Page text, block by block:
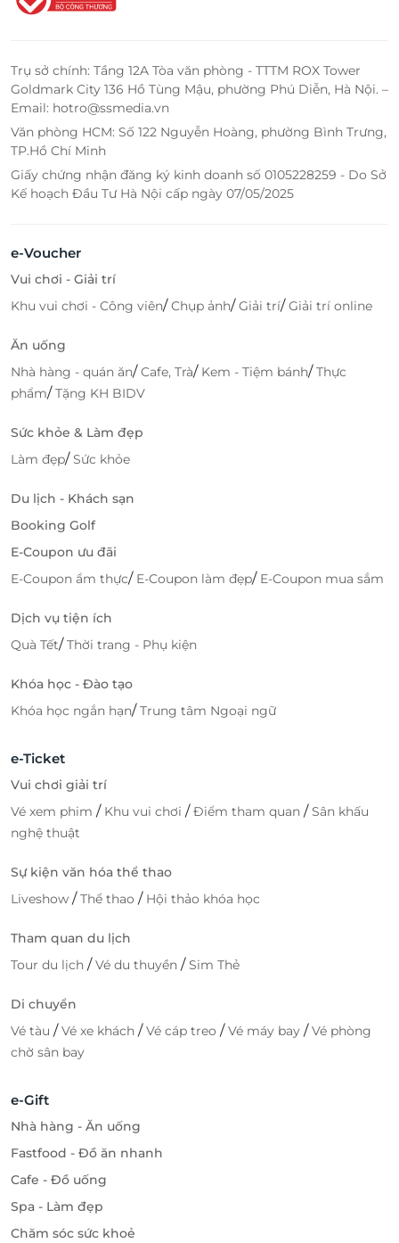
Trụ sở chính: Tầng 12A Tòa văn phòng - TTTM ROX Tower
Goldmark City 136 Hồ Tùng Mậu, phường Phú Diễn, Hà Nội. –
Email: hotro@ssmedia.vn
Văn phòng HCM: Số 122 Nguyễn Hoàng, phường Bình Trưng,
TP.Hồ Chí Minh
Giấy chứng nhận đăng ký kinh doanh số 0105228259 - Do Sở
Kế hoạch Đầu Tư Hà Nội cấp ngày 07/05/2025
e-Voucher
Vui chơi - Giải trí
Khu vui chơi - Công viên/Chụp ảnh/Giải trí/Giải trí online
Ăn uống
Nhà hàng - quán ăn/Cafe, Trà/ Kem - Tiệm bánh/Thực
phẩm/Tặng KH BIDV
Sức khỏe & Làm đẹp
Làm đẹp/Sức khỏe
Du lịch - Khách sạn
Booking Golf
E-Coupon ưu đãi
E-Coupon ẩm thực/ E-Coupon làm đẹp/ E-Coupon mua sắm
Dịch vụ tiện ích
Quà Tết/Thời trang - Phụ kiện
Khóa học - Đào tạo
Khóa học ngắn hạn/Trung tâm Ngoại ngữ
e-Ticket
Vui chơi giải trí
Vé xem phim / Khu vui chơi /Điểm tham quan /Sân khấu
nghệ thuật
Sự kiện văn hóa thể thao
Liveshow /Thể thao / Hội thảo khóa học
Tham quan du lịch
Tour du lịch /Vé du thuyền /Sim Thẻ
Di chuyển
Vé tàu /Vé xe khách /Vé cáp treo /Vé máy bay /Vé phòng
chờ sân bay
e-Gift
Nhà hàng - Ăn uống
Fastfood - Đồ ăn nhanh
Cafe - Đồ uống
Spa - Làm đẹp
Chăm sóc sức khoẻ